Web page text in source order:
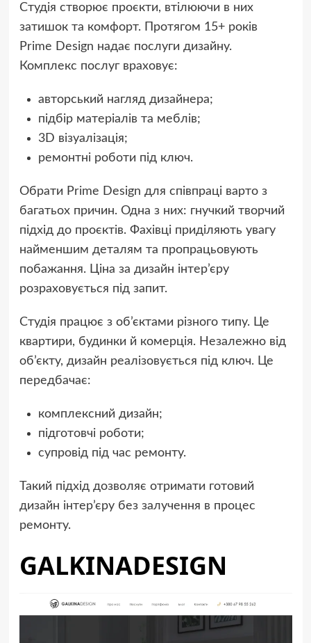
Студія створює проєкти, втілюючи в них
затишок та комфорт. Протягом 15+ років
Prime Design надає послуги дизайну.
Комплекс послуг враховує:
авторський нагляд дизайнера;
підбір матеріалів та меблів;
3D візуалізація;
ремонтні роботи під ключ.
Обрати Prime Design для співпраці варто з
багатьох причин. Одна з них: гнучкий творчий
підхід до проєктів. Фахівці приділяють увагу
найменшим деталям та пропрацьовують
побажання. Ціна за дизайн інтер’єру
розраховується під запит.
Студія працює з об’єктами різного типу. Це
квартири, будинки й комерція. Незалежно від
об’єкту, дизайн реалізовується під ключ. Це
передбачає:
комплексний дизайн;
підготовчі роботи;
супровід під час ремонту.
Такий підхід дозволяє отримати готовий
дизайн інтер’єру без залучення в процес
ремонту.
GALKINADESIGN